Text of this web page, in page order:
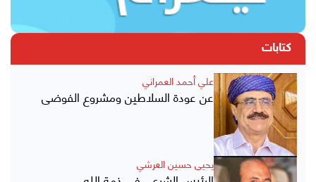
كتابات
علي أحمد العمراني
عن عودة السلاطين ومشروع الفوضى
يحيى حسين العرشي